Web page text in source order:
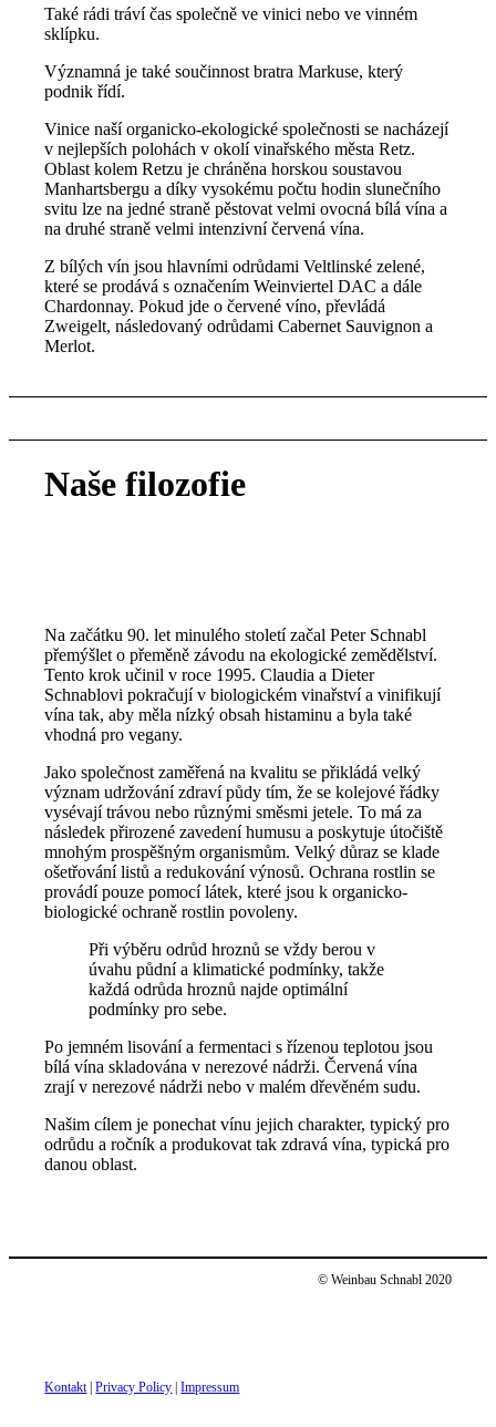
Také rádi tráví čas společně ve vinici nebo ve vinném
sklípku.
Významná je také součinnost bratra Markuse, který
podnik řídí.
Vinice naší organicko-ekologické společnosti se nacházejí
v nejlepších polohách v okolí vinařského města Retz.
Oblast kolem Retzu je chráněna horskou soustavou
Manhartsbergu a díky vysokému počtu hodin slunečního
svitu lze na jedné straně pěstovat velmi ovocná bílá vína a
na druhé straně velmi intenzivní červená vína.
Z bílých vín jsou hlavními odrůdami Veltlinské zelené,
které se prodává s označením Weinviertel DAC a dále
Chardonnay. Pokud jde o červené víno, převládá
Zweigelt, následovaný odrůdami Cabernet Sauvignon a
Merlot.
Naše filozofie
Na začátku 90. let minulého století začal Peter Schnabl
přemýšlet o přeměně závodu na ekologické zemědělství.
Tento krok učinil v roce 1995. Claudia a Dieter
Schnablovi pokračují v biologickém vinařství a vinifikují
vína tak, aby měla nízký obsah histaminu a byla také
vhodná pro vegany.
Jako společnost zaměřená na kvalitu se přikládá velký
význam udržování zdraví půdy tím, že se kolejové řádky
vysévají trávou nebo různými směsmi jetele. To má za
následek přirozené zavedení humusu a poskytuje útočiště
mnohým prospěšným organismům. Velký důraz se klade
ošetřování listů a redukování výnosů. Ochrana rostlin se
provádí pouze pomocí látek, které jsou k organicko-
biologické ochraně rostlin povoleny.
Při výběru odrůd hroznů se vždy berou v
úvahu půdní a klimatické podmínky, takže
každá odrůda hroznů najde optimální
podmínky pro sebe.
Po jemném lisování a fermentaci s řízenou teplotou jsou
bílá vína skladována v nerezové nádrži. Červená vína
zrají v nerezové nádrži nebo v malém dřevěném sudu.
Našim cílem je ponechat vínu jejich charakter, typický pro
odrůdu a ročník a produkovat tak zdravá vína, typická pro
danou oblast.
© Weinbau Schnabl 2020
Kontakt |Privacy Policy |Impressum